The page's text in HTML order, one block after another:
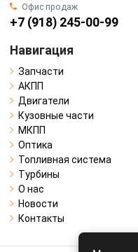
Офис продаж
+7 (918) 245-00-99
Навигация
Запчасти
АКПП
Двигатели
Кузовные части
МКПП
Оптика
Топливная система
Турбины
О нас
Новости
Контакты